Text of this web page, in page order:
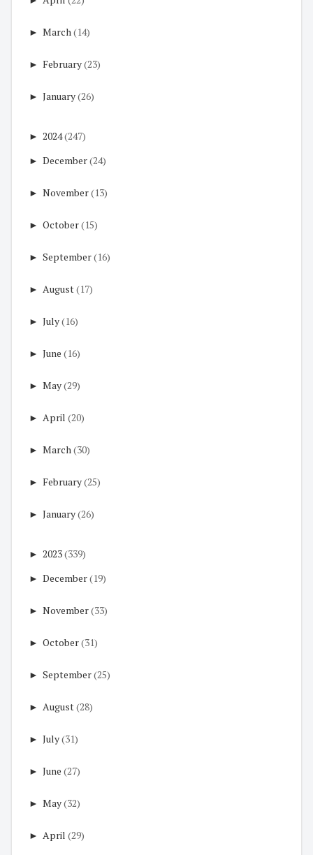
► March(14)
► February(23)
► January(26)
► 2024(247)
► December(24)
► November(13)
► October(15)
► September(16)
► August(17)
► July(16)
► June (16)
► May(29)
► April (20)
► March(30)
► February(25)
► January(26)
► 2023(339)
► December(19)
► November(33)
► October(31)
► September(25)
► August(28)
► July(31)
► June (27)
► May(32)
► April (29)